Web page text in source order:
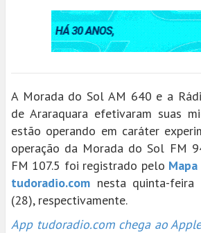
A Morada do Sol AM 640 e a
de Araraquara efetivaram suas
estão operando em caráter
operação da Morada do Sol FM
FM 107.5 foi registrado pelo
tudoradio.com nesta quinta-
(28), respectivamente.
App tudoradio.com chega ao